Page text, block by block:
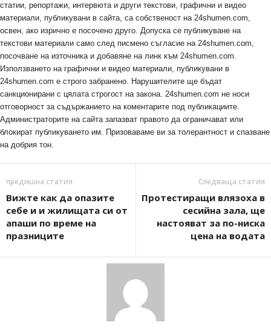
статии, репортажи, интервюта и други текстови, графични и видео
материали, публикувани в сайта, са собственост на 24shumen.com,
освен, ако изрично е посочено друго. Допуска се публикуване на
текстови материали само след писмено съгласие на 24shumen.com,
посочване на източника и добавяне на линк към 24shumen.com.
Използването на графични и видео материали, публикувани в
24shumen.com е строго забранено. Нарушителите ще бъдат
санкционирани с цялата строгост на закона. 24shumen.com не носи
отговорност за съдържанието на коментарите под публикациите.
Администраторите на сайта запазват правото да ограничават или
блокират публикуването им. Призоваваме ви за толерантност и спазване
на добрия тон.
предишна статия
Вижте как да опазите
себе и и жилищата си от
апаши по време на
празниците
Следваща статия
Протестиращи влязоха в
сесийна зала, ще
настояват за по-ниска
цена на водата